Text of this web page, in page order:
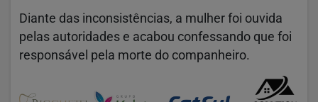
Diante das inconsistências, a mulher foi ouvida
pelas autoridades e acabou confessando que foi
responsável pela morte do companheiro.